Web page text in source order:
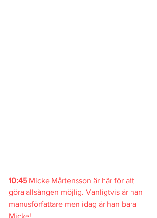
10:45 Micke Mårtensson är här för att
göra allsången möjlig. Vanligtvis är han
manusförfattare men idag är han bara
Micke!